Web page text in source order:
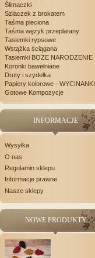
Ślimaczki
Szlaczek z brokatem
Taśma pleciona
Taśma wężyk przeplatany
Tasiemki rypsowe
Wstążka ściągana
Tasiemki BOŻE NARODZENIE
Koronki bawełniane
Druty i szydełka
Papiery kolorowe - WYCINANKI
Gotowe Kompozycje
INFORMACJE
Wysyłka
O nas
Regulamin sklepu
Informacje prawne
Nasze sklepy
NOWE PRODUKTY